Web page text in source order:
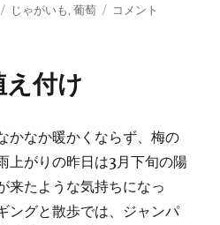
タ
じゃがいも,葡萄
ジ
出
し
コメント
え付け
かなか暖かくならず、梅の
上がりの昨日は3月下旬の陽
来たような気持ちになっ
ングと散歩では、ジャンパ